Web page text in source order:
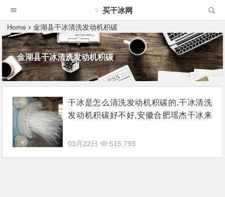
买干冰网
Home 金湖县干冰清洗发动机积碳
金湖县干冰清洗发动机积碳
干冰是怎么清洗发动机积碳的,干冰清洗
发动机积碳好不好,安徽合肥瑶杰干冰来
03月22日 515,793